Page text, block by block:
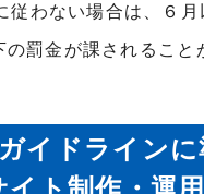
従わない場合は、６月
の罰金が課されること
イドラインに
イト制作・運